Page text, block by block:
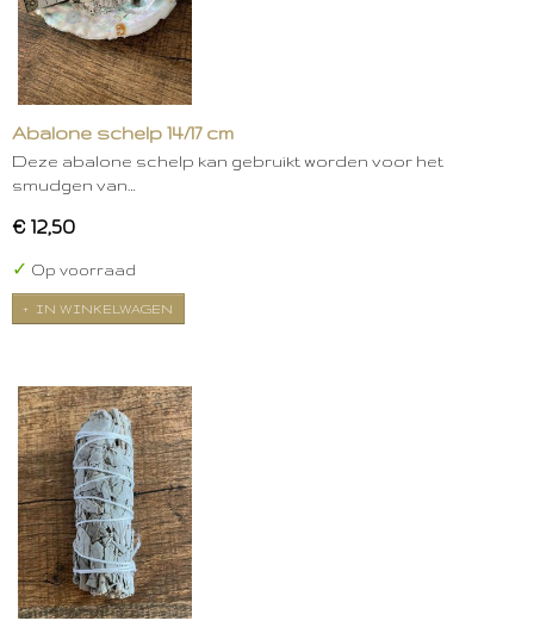
Abalone schelp 14/17 cm
Deze abalone schelp kan gebruikt worden voor het
smudgen van…
€ 12,50
✓ Op voorraad
IN WINKELWAGEN